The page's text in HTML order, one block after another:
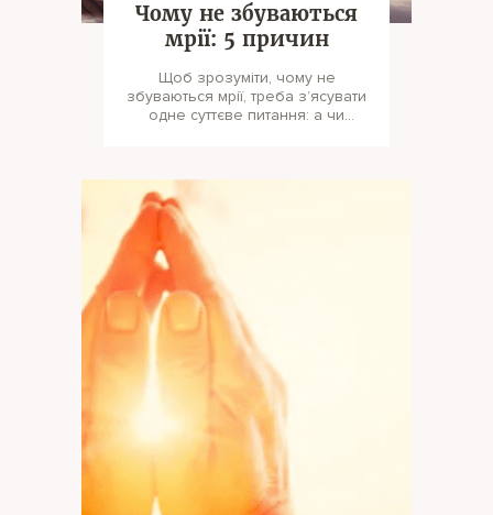
Чому не збуваються
мрії: 5 причин
Щоб зрозуміти, чому не
збуваються мрії, треба з’ясувати
одне суттєве питання: а чи